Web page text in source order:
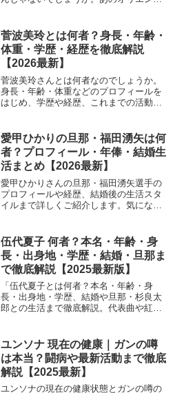
「本名って何だっけ？」って聞かれる
と、案外みんな答えられない...
菅波美玲とは何者？身長・年齢・
体重・学歴・経歴を徹底解説
【2026最新】
菅波美玲さんとは何者なのでしょうか。
身長・年齢・体重などのプロフィールを
はじめ、学歴や経歴、これまでの活動内
愛甲ひかりの旦那・福田湧矢は何
者？プロフィール・年俸・結婚生
活まとめ【2026最新】
愛甲ひかりさんの旦那・福田湧矢選手の
プロフィールや経歴、結婚後の生活スタ
イルまで詳しくご紹介します。気になる
伍代夏子 何者？本名・年齢・身
長・出身地・学歴・結婚・旦那ま
で徹底解説【2025最新版】
「伍代夏子とは何者？本名・年齢・身
長・出身地・学歴、結婚や旦那・杉良太
郎との生活まで徹底解説。代表曲や紅白
ユンソナ 現在の健康｜ガンの噂
は本当？闘病や最新活動まで徹底
解説【2025最新】
ユンソナの現在の健康状態とガンの噂の